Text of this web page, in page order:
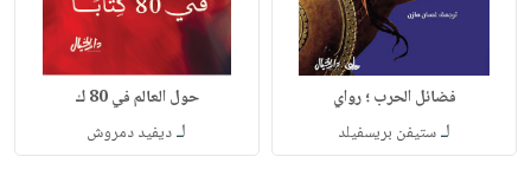
فضائل الحرب ؛ رواي
لـستيفن بريسفيلد
حول العالم في 80 ك
لـديفيد دمروش